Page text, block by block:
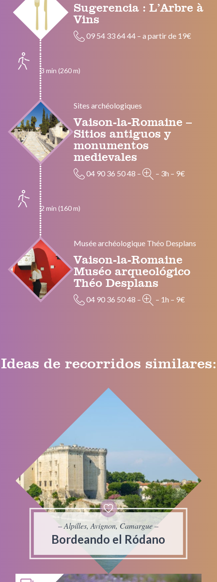
Sugerencia : L’Arbre à
Vins
09 54 33 64 44 – a partir de 19€
3 min (260 m)
Sites archéologiques
Vaison-la-Romaine –
Sitios antiguos y
monumentos
medievales
04 90 36 50 48 – – 3h – 9€
2 min (160 m)
Musée archéologique Théo Desplans
Vaison-la-Romaine
Muséo arqueológico
Théo Desplans
04 90 36 50 48 – – 1h – 9€
Ideas de recorridos similares:
– Alpilles, Avignon, Camargue –
Bordeando el Ródano